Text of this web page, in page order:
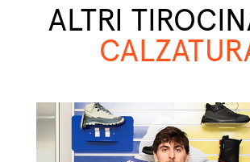
ALTRI